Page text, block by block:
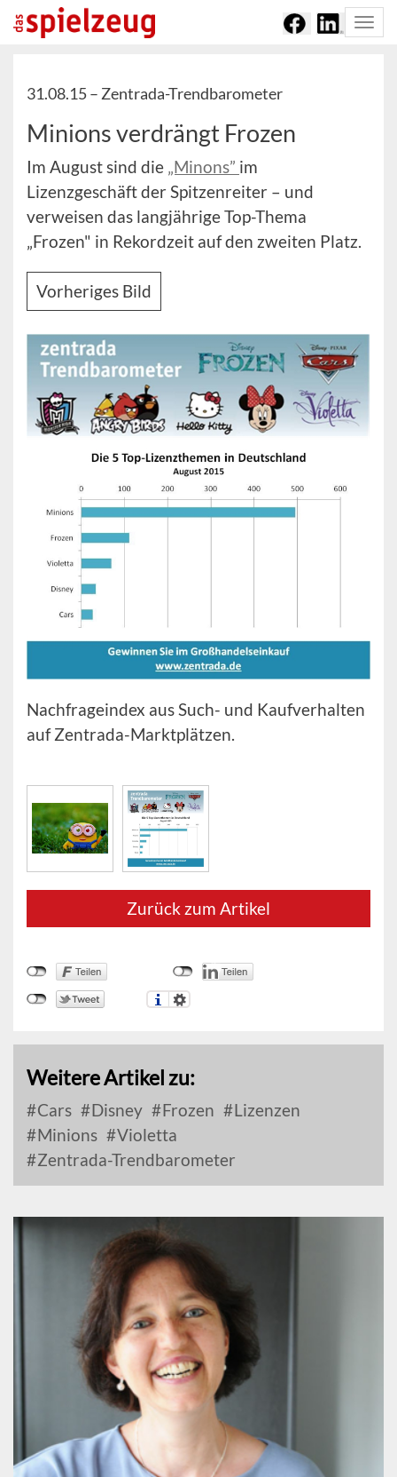
31.08.15 – Zentrada-Trendbarometer
Minions verdrängt Frozen
Im August sind die „Minons” im
Lizenzgeschäft der Spitzenreiter – und
verweisen das langjährige Top-Thema
„Frozen" in Rekordzeit auf den zweiten Platz.
Vorheriges Bild
Nachfrageindex aus Such- und Kaufverhalten
auf Zentrada-Marktplätzen.
Zurück zum Artikel
Weitere Artikel zu:
Cars Disney Frozen
Lizenzen
Minions
Violetta
Zentrada-Trendbarometer